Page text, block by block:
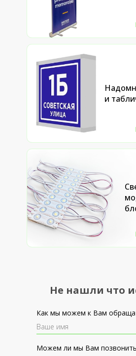
и
Как мы можем к Вам
Можем ли мы Вам
Не нашли что